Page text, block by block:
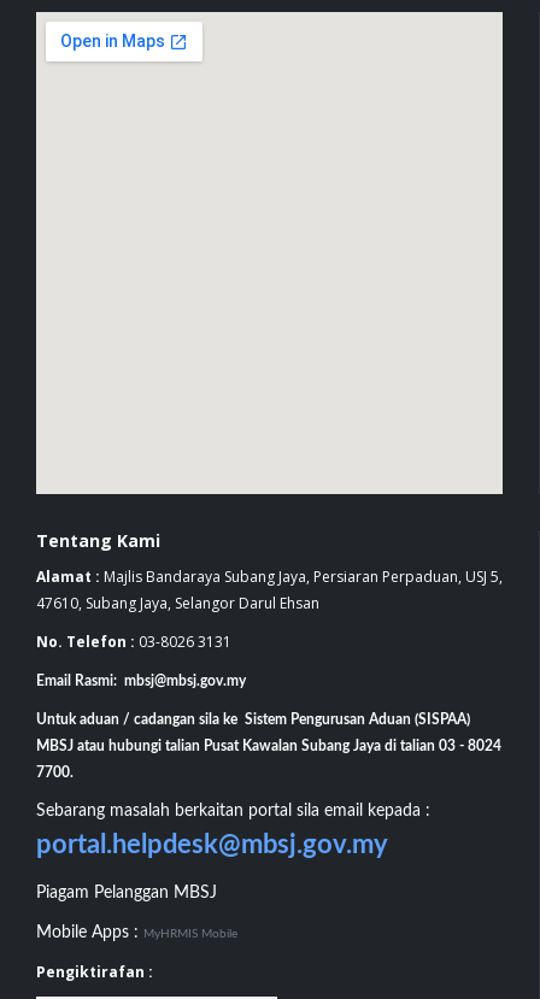
Tentang Kami
Alamat : Majlis Bandaraya Subang Jaya, Persiaran Perpaduan, USJ 5,
47610, Subang Jaya, Selangor Darul Ehsan
No. Telefon : 03-8026 3131
Email Rasmi: mbsj@mbsj.gov.my
Untuk aduan / cadangan sila ke Sistem Pengurusan Aduan (SISPAA)
MBSJ atau hubungi talian Pusat Kawalan Subang Jaya di talian 03 - 8024
7700.
Sebarang masalah berkaitan portal sila email kepada :
portal.helpdesk@mbsj.gov.my
Piagam Pelanggan MBSJ
Mobile Apps : MyHRMIS Mobile
Pengiktirafan :